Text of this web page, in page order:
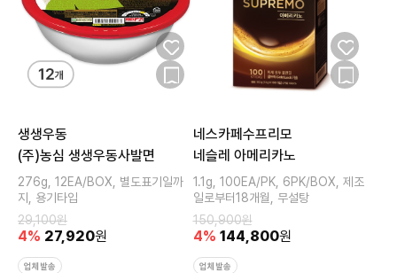
생생우동
(주)농심 생생우동사발면
276g, 12EA/BOX, 별도표기일까
지, 용기타입
29,100원
4% 27,920원
업체발송
네스카페수프리모
네슬레 아메리카노
1.1g, 100EA/PK, 6PK/BOX, 제조
일로부터18개월, 무설탕
150,900원
4% 144,800원
업체발송